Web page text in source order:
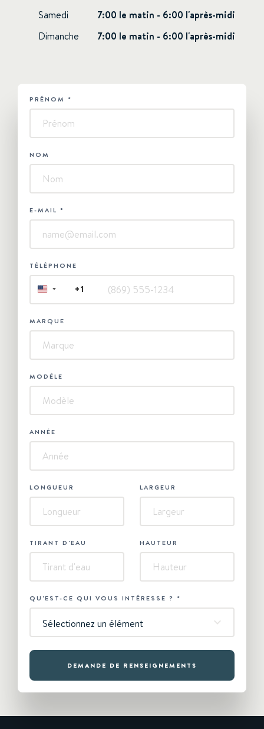
Samedi
7:00 le matin - 6:00 l'après-midi
Dimanche
7:00 le matin - 6:00 l'après-midi
HUBSPOT
PRÉNOM *
NOM
E-MAIL *
TÉLÉPHONE
UNITED
+1
+1
MARQUE
MODÈLE
ANNÉE
LONGUEUR LARGEUR
TIRANT D'EAU HAUTEUR
QU'EST-CE QUI VOUS INTÉRESSE ? *
Sélectionnez un élément
DEMANDE DE RENSEIGNEMENTS